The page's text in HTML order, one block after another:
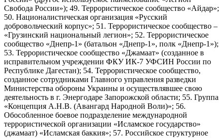
Свобода России»); 49. Террористическое сообщество «Айдар»;
50. Националистическая организация «Русский
добровольческий корпус»; 51. Террористическое сообщество –
«Грузинский национальный легион»; 52. Террористическое
сообщество «Днепр-1» (батальон «Днепр-1», полк «Днепр-1»);
53. Террористическое сообщество «Джамаат» (созданное в
исправительном учреждении ФКУ ИК-7 УФСИН России по
Республике Дагестан); 54. Террористическое сообщество,
созданное сотрудниками Главного управления разведки
Министерства обороны Украины и осуществлявшее свою
деятельность в г. Энергодаре Запорожской области; 55. Группа
«Концепция А.Н.В. (Авангард Народной Воли)»; 56.
Обособленное боевое подразделение международной
террористической организации «Исламское государство»
(джамаат) «Исламская баккия»; 57. Российское структурное